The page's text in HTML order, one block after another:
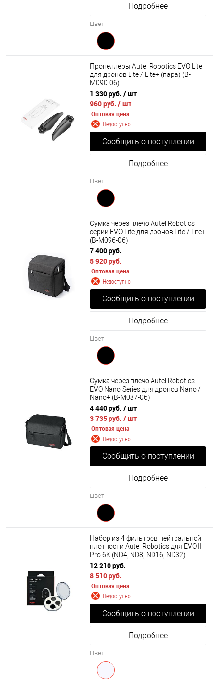
Подробнее
Цвет
Пропеллеры Autel Robotics EVO Lite
для дронов Lite / Lite+ (пара) (B-
M090-06)
1 330 руб. / шт
960 руб. / шт
Оптовая цена
Недоступно
Сообщить о поступлении
Подробнее
Цвет
Сумка через плечо Autel Robotics
серии EVO Lite для дронов Lite / Lite+
(B-M096-06)
7 400 руб.
5 920 руб.
Оптовая цена
Недоступно
Сообщить о поступлении
Подробнее
Цвет
Сумка через плечо Autel Robotics
EVO Nano Series для дронов Nano /
Nano+ (B-M087-06)
4 440 руб. / шт
3 735 руб. / шт
Оптовая цена
Недоступно
Сообщить о поступлении
Подробнее
Цвет
Набор из 4 фильтров нейтральной
плотности Autel Robotics для EVO II
Pro 6K (ND4, ND8, ND16, ND32)
12 210 руб.
8 510 руб.
Оптовая цена
Недоступно
Сообщить о поступлении
Подробнее
Цвет